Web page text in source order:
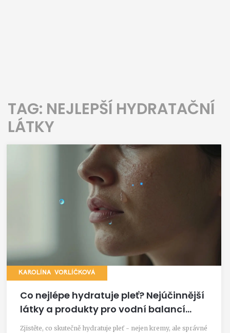
TAG: NEJLEPŠÍ HYDRATAČNÍ
LÁTKY
KAROLÍNA VORLÍČKOVÁ
Co nejlépe hydratuje pleť? Nejúčinnější
látky a produkty pro vodní balancí
kůže
Zjistěte, co skutečně hydratuje pleť - nejen kremy, ale správné